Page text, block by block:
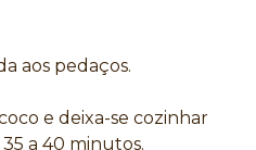
aos pedaços.
e deixa-se cozinhar
a 40 minutos.